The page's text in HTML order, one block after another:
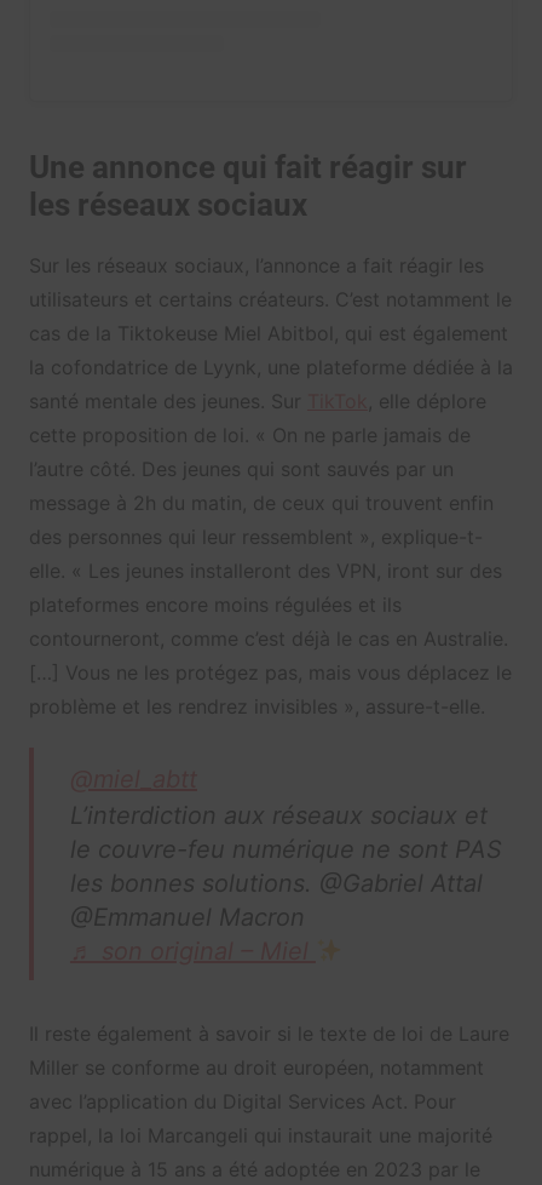
Une annonce qui fait réagir sur
les réseaux sociaux
Sur les réseaux sociaux, l’annonce a fait réagir les
utilisateurs et certains créateurs. C’est notamment le
cas de la Tiktokeuse Miel Abitbol, qui est également
la cofondatrice de Lyynk, une plateforme dédiée à la
santé mentale des jeunes. Sur
, elle déplore
cette proposition de loi. « On ne parle jamais de
l’autre côté. Des jeunes qui sont sauvés par un
message à 2h du matin, de ceux qui trouvent enfin
des personnes qui leur ressemblent », explique-t-
elle. « Les jeunes installeront des VPN, iront sur des
plateformes encore moins régulées et ils
contourneront, comme c’est déjà le cas en Australie.
[…] Vous ne les protégez pas, mais vous déplacez le
problème et les rendrez invisibles », assure-t-elle.
L’interdiction aux réseaux sociaux et
le couvre-feu numérique ne sont PAS
les bonnes solutions. @Gabriel Attal
@Emmanuel Macron
Il reste également à savoir si le texte de loi de Laure
Miller se conforme au droit européen, notamment
avec l’application du Digital Services Act. Pour
rappel, la loi Marcangeli qui instaurait une majorité
numérique à 15 ans a été adoptée en 2023 par le